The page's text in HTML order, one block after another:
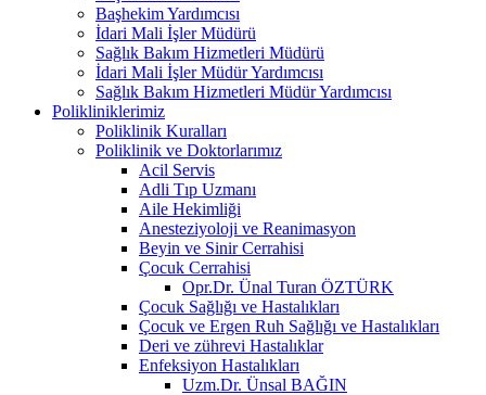
Başhekim Yardımcısı
İdari Mali İşler Müdürü
Sağlık Bakım Hizmetleri Müdürü
İdari Mali İşler Müdür Yardımcısı
Sağlık Bakım Hizmetleri Müdür Yardımcısı
Polikliniklerimiz
Poliklinik Kuralları
Poliklinik ve Doktorlarımız
Acil Servis
Adli Tıp Uzmanı
Aile Hekimliği
Anesteziyoloji ve Reanimasyon
Beyin ve Sinir Cerrahisi
Çocuk Cerrahisi
Opr.Dr. Ünal Turan ÖZTÜRK
Çocuk Sağlığı ve Hastalıkları
Çocuk ve Ergen Ruh Sağlığı ve Hastalıkları
Deri ve zührevi Hastalıklar
Enfeksiyon Hastalıkları
Uzm.Dr. Ünsal BAĞIN